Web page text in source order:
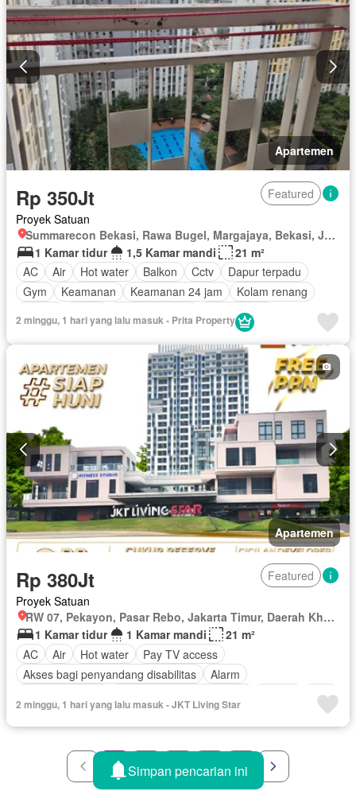
Apartemen
Rp 350Jt
Featured
Proyek Satuan
Summarecon Bekasi, Rawa Bugel, Margajaya, Bekasi, Jawa Barat
1 Kamar tidur
1,5 Kamar mandi
21 m²
AC
Air Hot water Balkon Cctv
Dapur terpadu
Gym
Keamanan Keamanan 24 jam
Kolam renang
Pemanasan
Pemandangan panorama
Televisi
Berperabot lengkap
2 minggu, 1 hari yang lalu masuk - Prita Property
Apartemen
Rp 380Jt
Featured
Proyek Satuan
RW 07, Pekayon, Pasar Rebo, Jakarta Timur, Daerah Khusus Ibukota Jakarta
1 Kamar tidur
1 Kamar mandi
21 m²
AC
Air Hot water
Pay TV access
Akses bagi penyandang disabilitas
Alarm
Cctv
Gym
Interkom Internet Keamanan
Angkat
Listrik Secure parking Taman
Taman atap
Telephone
Televisi Garasi Panggang Teras
Sebagian perabotan
2 minggu, 1 hari yang lalu masuk - JKT Living Star
1 2 3 4 5
Simpan pencarian ini